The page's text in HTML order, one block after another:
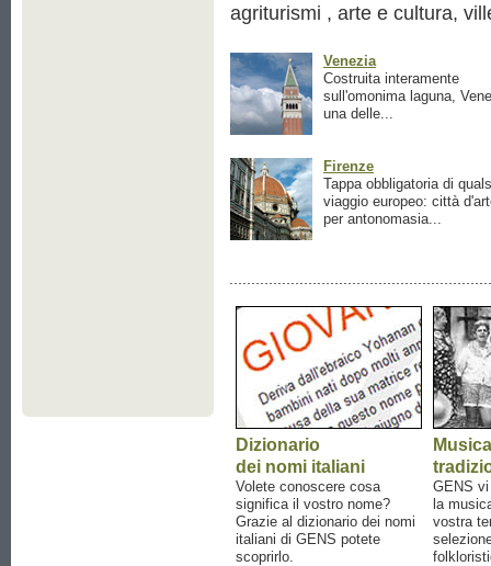
agriturismi , arte e cultura,
Venezia
Costruita interamente
sull'omonima laguna,
una delle...
Firenze
Tappa obbligatoria di
viaggio europeo: città
per antonomasia...
Dizionario
dei nomi italiani
Volete conoscere cosa
significa il vostro nome?
Grazie al dizionario dei nomi
italiani di GENS potete
scoprirlo.
Musica
GENS
la
vostra